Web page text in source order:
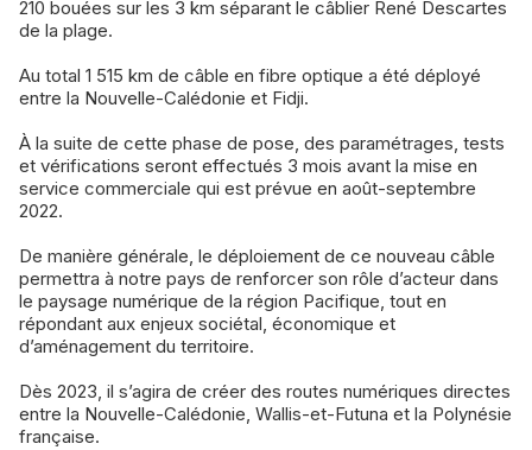
210 bouées sur les 3 km séparant le câblier René Descartes
de la plage.
Au total 1 515 km de câble en fibre optique a été déployé
entre la Nouvelle-Calédonie et Fidji.
À la suite de cette phase de pose, des paramétrages, tests
et vérifications seront effectués 3 mois avant la mise en
service commerciale qui est prévue en août-septembre
2022.
De manière générale, le déploiement de ce nouveau câble
permettra à notre pays de renforcer son rôle d’acteur dans
le paysage numérique de la région Pacifique, tout en
répondant aux enjeux sociétal, économique et
d’aménagement du territoire.
Dès 2023, il s’agira de créer des routes numériques directes
entre la Nouvelle-Calédonie, Wallis-et-Futuna et la Polynésie
française.